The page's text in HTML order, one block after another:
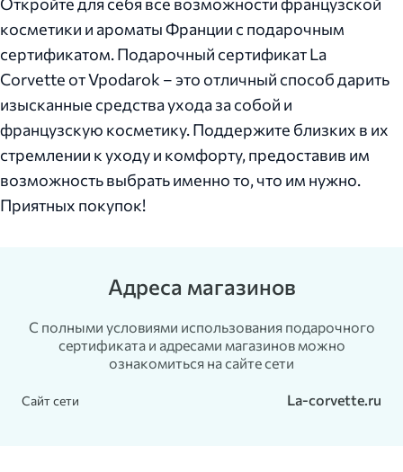
косметики и ароматы Франции с подарочным
сертификатом. Подарочный сертификат La
Сorvette от Vpodarok – это отличный способ дарить
изысканные средства ухода за собой и
французскую косметику. Поддержите близких в их
стремлении к уходу и комфорту, предоставив им
возможность выбрать именно то, что им нужно.
Приятных покупок!
Адреса магазинов
С полными условиями использования подарочного
сертификата и адресами магазинов можно
ознакомиться на сайте сети
Сайт сети La-corvette.ru